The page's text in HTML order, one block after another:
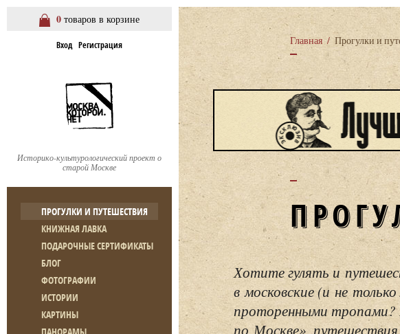
0 товаров в корзине
Вход Регистрация
Историко-культурологический проект о
старой Москве
ПРОГУЛКИ И ПУТЕШЕСТВИЯ
КНИЖНАЯ ЛАВКА
ПОДАРОЧНЫЕ СЕРТИФИКАТЫ
БЛОГ
ФОТОГРАФИИ
ИСТОРИИ
КАРТИНЫ
Главная / Прогулки и
Хотите гулять и
в московские (и не
проторенными тропами?
по Москве»,